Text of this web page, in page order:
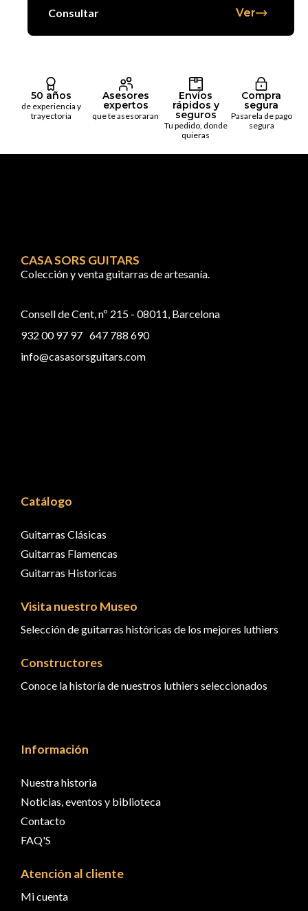
Consultar Ver
50 años
de experiencia y
trayectoria
Asesores
expertos
que te asesoraran
Envíos
rápidos y
seguros
Tu pedido, donde
quieras
Compra
segura
Pasarela de pago
segura
CASA SORS GUITARS
Colección y venta guitarras de artesanía.
Consell de Cent, nº 215 - 08011, Barcelona
932 00 97 97 647 788 690
info@casasorsguitars.com
Catálogo
Guitarras Clásicas
Guitarras Flamencas
Guitarras Historicas
Visita nuestro Museo
Selección de guitarras históricas de los mejores luthiers
Constructores
Conoce la historía de nuestros luthiers seleccionados
Información
Nuestra historia
Noticias, eventos y biblioteca
Contacto
FAQ'S
Atención al cliente
Mi cuenta